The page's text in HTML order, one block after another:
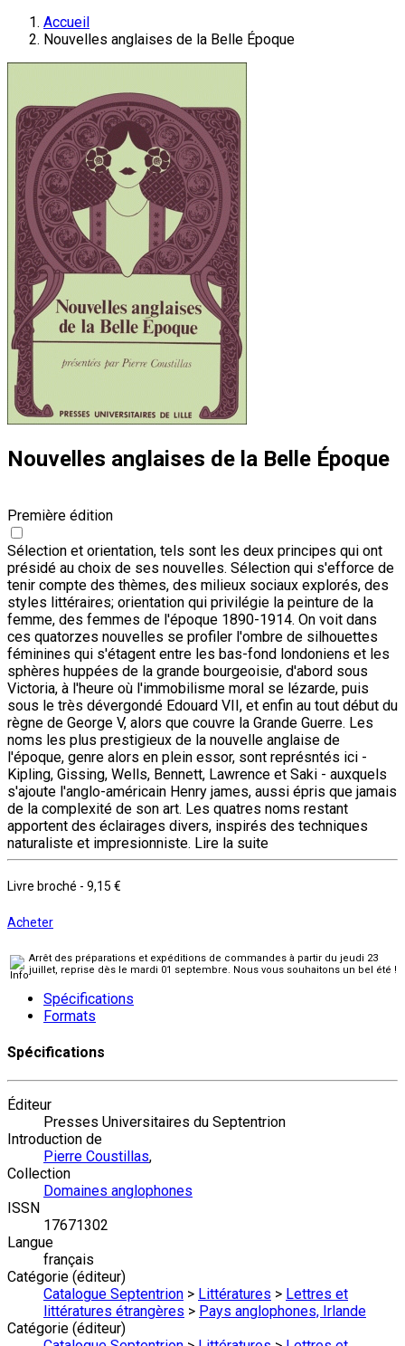
Accueil
Nouvelles anglaises de la Belle Époque
Nouvelles anglaises de la Belle Époque
Première édition
Sélection et orientation, tels sont les deux principes qui ont
présidé au choix de ses nouvelles. Sélection qui s'efforce de
tenir compte des thèmes, des milieux sociaux explorés, des
styles littéraires; orientation qui privilégie la peinture de la
femme, des femmes de l'époque 1890-1914. On voit dans
ces quatorzes nouvelles se profiler l'ombre de silhouettes
féminines qui s'étagent entre les bas-fond londoniens et les
sphères huppées de la grande bourgeoisie, d'abord sous
Victoria, à l'heure où l'immobilisme moral se lézarde, puis
sous le très dévergondé Edouard VII, et enfin au tout début du
règne de George V, alors que couvre la Grande Guerre. Les
noms les plus prestigieux de la nouvelle anglaise de
l'époque, genre alors en plein essor, sont représntés ici -
Kipling, Gissing, Wells, Bennett, Lawrence et Saki - auxquels
s'ajoute l'anglo-américain Henry james, aussi épris que jamais
de la complexité de son art. Les quatres noms restant
apportent des éclairages divers, inspirés des techniques
naturaliste et impresionniste. Lire la suite
Livre broché - 9,15 €
Acheter
Arrêt des préparations et expéditions de commandes à partir du jeudi 23
juillet, reprise dès le mardi 01 septembre. Nous vous souhaitons un bel été !
Spécifications
Formats
Spécifications
Éditeur
Presses Universitaires du Septentrion
Introduction de
Pierre Coustillas,
Collection
Domaines anglophones
ISSN
17671302
Langue
français
Catégorie (éditeur)
Catalogue Septentrion > Littératures > Lettres et
littératures étrangères > Pays anglophones, Irlande
Catégorie (éditeur)